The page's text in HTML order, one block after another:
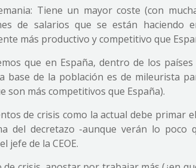
Tiene un mayor coste (con
de salarios que se están
más productivo y competitivo que
que en España, dentro de los
base de la población es de mileurista
son más competitivos que España).
de crisis como la actual debe primar
del decretazo -aunque verán lo
jefe de la CEOE.